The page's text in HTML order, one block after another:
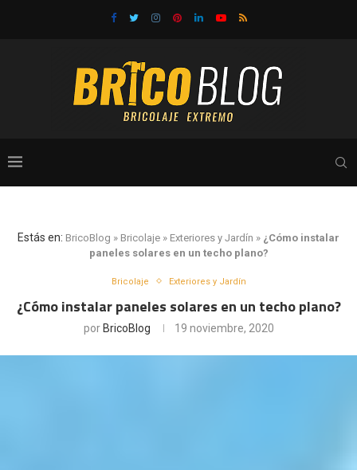
Estás en: BricoBlog » Bricolaje » Exteriores y Jardín » ¿Cómo instalar
paneles solares en un techo plano?
Bricolaje Exteriores y Jardín
¿Cómo instalar paneles solares en un techo plano?
porBricoBlog 19 noviembre, 2020